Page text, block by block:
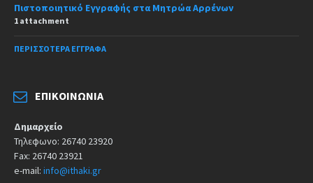
Πιστοποιητικό Εγγραφής στα Μητρώα Αρρένων
1 attachment
ΠΕΡΙΣΣΌΤΕΡΑ ΈΓΓΡΑΦΑ
ΕΠΙΚΟΙΝΩΝΊΑ
Δημαρχείο
Τηλεφωνο: 26740 23920
Fax: 26740 23921
e-mail: info@ithaki.gr